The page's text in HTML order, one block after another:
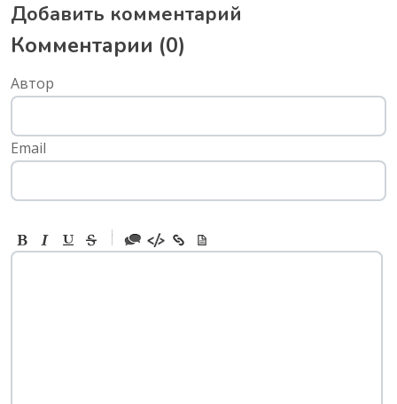
Добавить комментарий
Комментарии (0)
Автор
Email
-
-
-